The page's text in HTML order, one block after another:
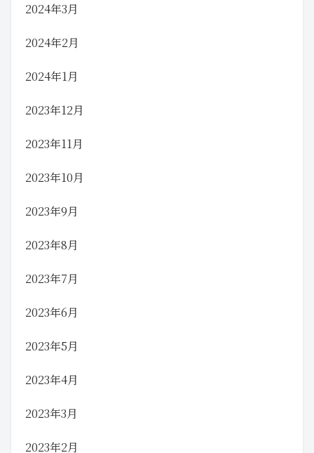
2024年3月
2024年2月
2024年1月
2023年12月
2023年11月
2023年10月
2023年9月
2023年8月
2023年7月
2023年6月
2023年5月
2023年4月
2023年3月
2023年2月